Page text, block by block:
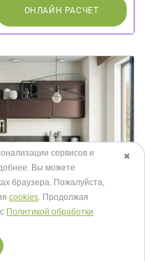
ОНЛАЙН РАСЧЕТ
✖
сервисов и
Вы можете
браузера. Пожалуйста,
cookies. Продолжая
Политикой обработки